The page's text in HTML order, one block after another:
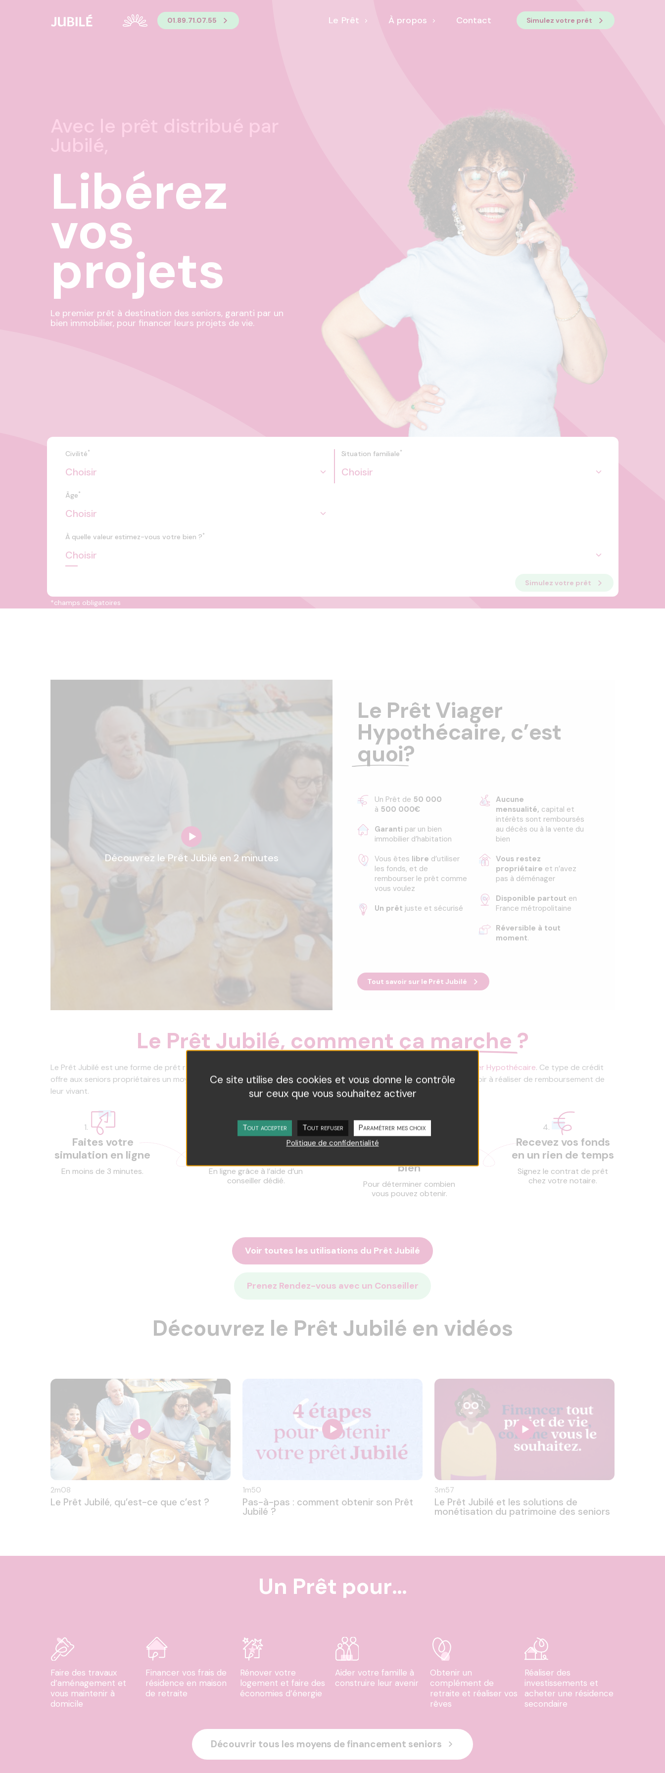
01.89.71.07.55 Le Prêt À propos Contact Simulez votre prêt
Libérez
vos
projets
Le premier prêt à destination des seniors, garanti par un
bien immobilier, pour financer leurs projets de vie.
Civilité* Situation familiale*
Âge*
À quelle valeur estimez-vous votre bien ?*
Simulez votre prêt
*champs obligatoires
Découvrez le Prêt Jubilé en 2 minutes
Le Prêt Viager
Hypothécaire, c’est
quoi?
Un Prêt de 50 000
à 500 000€
Garanti par un bien
immobilier d’habitation
Vous êtes libre d’utiliser
les fonds, et de
rembourser le prêt comme
vous voulez
Un prêt juste et sécurisé
Aucune
mensualité, capital et
intérêts sont remboursés
au décès ou à la vente du
bien
Vous restez
propriétaire et n’avez
pas à déménager
Disponible partout en
France métropolitaine
Réversible à tout
moment.
Tout savoir sur le Prêt Jubilé
Le Prêt Jubilé, comment ça marche ?
Le Prêt Jubilé est une forme de prêt réglementé par la loi depuis 2006 dans le Code de la Consommation : le Prêt Viager Hypothécaire. Ce type de crédit
offre aux seniors propriétaires un moyen d’accéder à des fonds tout en restant propriétaire de leur maison et sans avoir à réaliser de remboursement de
leur vivant.
Faites votre
simulation en ligne
En moins de 3 minutes.
Constituez votre
En ligne grâce à l’aide d’un
conseiller dédié.
bien
Pour déterminer combien
vous pouvez obtenir.
Recevez vos fonds
en un rien de temps
Signez le contrat de prêt
chez votre notaire.
Voir toutes les utilisations du Prêt Jubilé
Prenez Rendez-vous avec un Conseiller
Découvrez le Prêt Jubilé en vidéos
2m08
Le Prêt Jubilé, qu’est-ce que c’est ?
1m50
Pas-à-pas : comment obtenir son Prêt
Jubilé ?
3m57
Le Prêt Jubilé et les solutions de
monétisation du patrimoine des seniors
Un Prêt pour…
Faire des travaux
d’aménagement et
vous maintenir à
domicile
Financer vos frais de
résidence en maison
de retraite
Rénover votre
logement et faire des
économies d’énergie
Aider votre famille à
construire leur avenir
Obtenir un
complément de
retraite et réaliser vos
rêves
Réaliser des
investissements et
acheter une résidence
secondaire
Découvrir tous les moyens de financement seniors
Ce site utilise des cookies et vous donne le contrôle
sur ceux que vous souhaitez activer
Tout accepter Tout refuser Paramétrer mes choix
Politique de confidentialité